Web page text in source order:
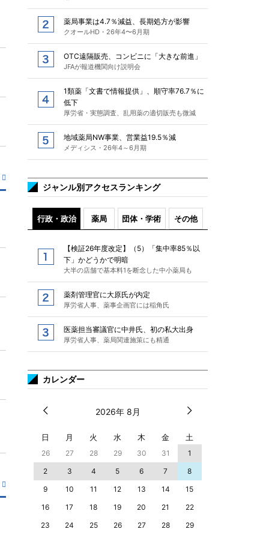
薬局事業は4.7％減益、長期処方が影響
クオールHD・26年4〜6月期
OTC遠隔販売、コンビニに「大きな前進」
JFAが報道機関向け説明会
1類薬「文書で情報提供」、順守率76.7％に
低下
厚労省・実態調査、乱用薬の適切販売も微減
地域薬局NW事業、営業益19.5％減
メディシス・26年4～6月期
ジャンル別アクセスランキング
行政・政治 薬局 団体・学術 その他
【検証26年度改定】（5）「集中率85％以
下」かどうかで明暗
大半の店舗で基本料1を断念した中小薬局も
薬剤管理官に大原氏が内定
厚労省人事、薬事企画官には稲角氏
医薬担当審議官に中井氏、初の私大出身
厚労省人事、薬局関連施策にも精通
カレンダー
2026年 8月
日 月 火 水 木 金 土
26 27 28 29 30 31
1
2
3 4 5 6 7
8
9
10 11 12 13 14
15
16
17 18 19 20 21
22
23
24 25 26 27 28 29